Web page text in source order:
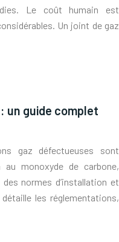
Le coût humain est
Un joint de gaz
un guide complet
gaz défectueuses sont
monoxyde de carbone,
des normes d’installation et
les réglementations,